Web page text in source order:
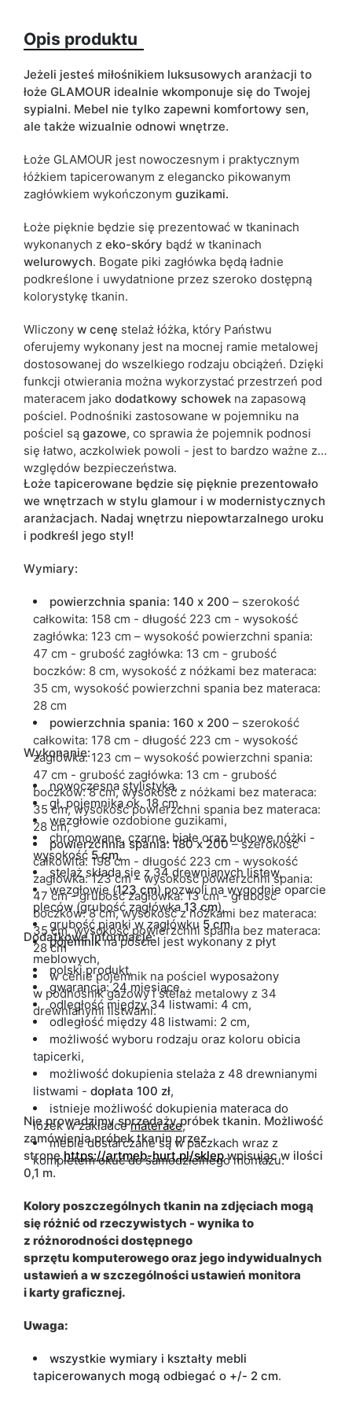
możliwe są tolerancje wymiarowe na poziomie +/- 2–3 cm.
Opis produktu
Jeżeli jesteś miłośnikiem luksusowych aranżacji to
łoże GLAMOUR idealnie wkomponuje się do Twojej
sypialni. Mebel nie tylko zapewni komfortowy sen,
ale także wizualnie odnowi wnętrze.
Łoże GLAMOUR jest nowoczesnym i praktycznym
łóżkiem tapicerowanym z elegancko pikowanym
zagłówkiem wykończonym guzikami.
Łoże pięknie będzie się prezentować w tkaninach
wykonanych z eko-skóry bądź w tkaninach
welurowych. Bogate piki zagłówka będą ładnie
podkreślone i uwydatnione przez szeroko dostępną
kolorystykę tkanin.
Wliczony w cenę stelaż łóżka, który Państwu
oferujemy wykonany jest na mocnej ramie metalowej
dostosowanej do wszelkiego rodzaju obciążeń. Dzięki
funkcji otwierania można wykorzystać przestrzeń pod
materacem jako dodatkowy schowek na zapasową
pościel. Podnośniki zastosowane w pojemniku na
pościel są gazowe, co sprawia że pojemnik podnosi
się łatwo, aczkolwiek powoli - jest to bardzo ważne ze
względów bezpieczeństwa.
Łoże tapicerowane będzie się pięknie prezentowało
we wnętrzach w stylu glamour i w modernistycznych
aranżacjach. Nadaj wnętrzu niepowtarzalnego uroku
i podkreśl jego styl!
Wymiary:
powierzchnia spania: 140 x 200 – szerokość
całkowita: 158 cm - długość 223 cm - wysokość
zagłówka: 123 cm – wysokość powierzchni spania:
47 cm - grubość zagłówka: 13 cm - grubość
boczków: 8 cm, wysokość z nóżkami bez materaca:
35 cm, wysokość powierzchni spania bez materaca:
28 cm
powierzchnia spania: 160 x 200 – szerokość
całkowita: 178 cm - długość 223 cm - wysokość
zagłówka: 123 cm – wysokość powierzchni spania:
47 cm - grubość zagłówka: 13 cm - grubość
boczków: 8 cm, wysokość z nóżkami bez materaca:
35 cm, wysokość powierzchni spania bez materaca:
28 cm,
powierzchnia spania: 180 x 200– szerokość
całkowita: 198 cm - długość 223 cm - wysokość
zagłówka: 123 cm – wysokość powierzchni spania:
47 cm - grubość zagłówka: 13 cm - grubość
boczków: 8 cm, wysokość z nóżkami bez materaca:
35 cm, wysokość powierzchni spania bez materaca:
28 cm
Wykonanie:
nowoczesna stylistyka,
gł. pojemnika ok. 18 cm,
wezgłowie ozdobione guzikami,
chromowane, czarne, białe oraz bukowe nóżki -
wysokość 5 cm,
stelaż składa się z 34 drewnianych listew,
wezgłowie (123 cm) pozwoli na wygodnie oparcie
pleców (grubość zagłówka13 cm),
grubość pianki w zagłówku 5 cm,
pojemnikna pościel jest wykonany z płyt
meblowych,
w cenie pojemnik na pościel wyposażony
w podnośnik gazowy i stelaż metalowy z 34
drewnianymi listwami.
Dodatkowe informacje:
polski produkt,
gwarancja: 24 miesiące,
odległość między 34 listwami: 4 cm,
odległość między 48 listwami: 2 cm,
możliwość wyboru rodzaju oraz koloru obicia
tapicerki,
możliwość dokupienia stelaża z 48 drewnianymi
listwami - dopłata 100 zł,
istnieje możliwość dokupienia materaca do
łóżek w zakładcematerace,
meble dostarczane są w paczkach wraz z
kompletem okuć do samodzielnego montażu.
Nie prowadzimy sprzedaży próbek tkanin. Możliwość
zamówienia próbek tkanin przez
stronęhttps://artmeb-hurt.pl/sklep wpisując w ilości
0,1 m.
Kolory poszczególnych tkanin na zdjęciach mogą
się różnić od rzeczywistych - wynika to
z różnorodności dostępnego
sprzętu komputerowego oraz jego indywidualnych
ustawień a w szczególności ustawień monitora
i karty graficznej.
Uwaga:
wszystkie wymiary i kształty mebli
tapicerowanych mogą odbiegać o +/- 2 cm.